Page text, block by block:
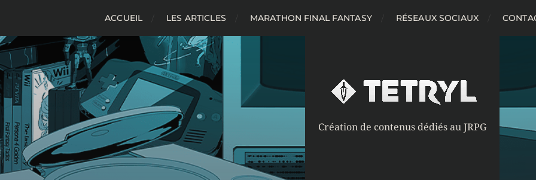
ACCUEIL LES ARTICLES MARATHON FINAL FANTASY RÉSEAUX SOCIAUX
Création de contenus dédiés au JRPG